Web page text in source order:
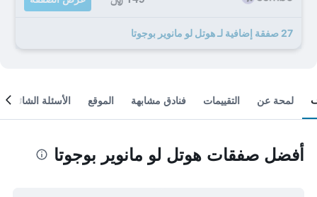
27 صفقة إضافية لـ هوتل لو مانوير بوجوتا
لمحة عن التقييمات فنادق مشابهة الموقع الأسئلة الشائعة
أفضل صفقات هوتل لو مانوير بوجوتا